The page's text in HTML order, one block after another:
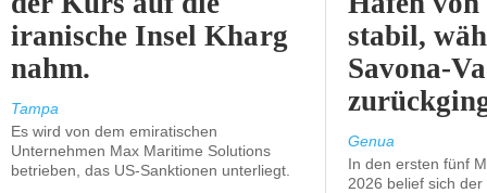
iranische Insel Kharg
nahm.
Tampa
Es wird von dem emiratischen
Unternehmen Max Maritime Solutions
betrieben, das US-Sanktionen unterliegt.
stabil,
Savona-
Genua
In den ersten fünf
2026 belief sich